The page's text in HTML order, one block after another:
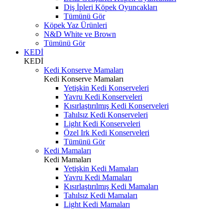
Diş İpleri Köpek Oyuncakları
Tümünü Gör
Köpek Yaz Ürünleri
N&D White ve Brown
Tümünü Gör
KEDİ
KEDİ
Kedi Konserve Mamaları
Kedi Konserve Mamaları
Yetişkin Kedi Konserveleri
Yavru Kedi Konserveleri
Kısırlaştırılmış Kedi Konserveleri
Tahılsız Kedi Konserveleri
Light Kedi Konserveleri
Özel Irk Kedi Konserveleri
Tümünü Gör
Kedi Mamaları
Kedi Mamaları
Yetişkin Kedi Mamaları
Yavru Kedi Mamaları
Kısırlaştırılmış Kedi Mamaları
Tahılsız Kedi Mamaları
Light Kedi Mamaları